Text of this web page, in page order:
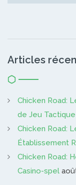
Articles
Chicken Road:
de Jeu Tactique
Chicken Road:
Établissement
Chicken Road:
Casino-spel